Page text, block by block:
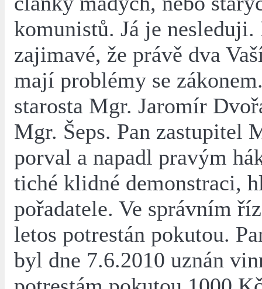
komunistů. Já je nesleduji.
zajimavé, že právě dva
mají problémy se
starosta Mgr. Jaromír
Mgr. Šeps. Pan zastupitel
porval a napadl pravým
tiché klidné demonstraci,
pořadatele. Ve správním
letos potrestán pokutou.
byl dne 7.6.2010 uznán